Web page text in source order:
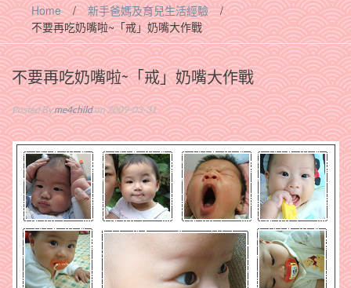
Home / 新手爸媽及育兒生活經驗
/
不要再吃奶嘴啦~「戒」奶嘴大作戰
不要再吃奶嘴啦~「戒」奶嘴大作戰
Posted Byme4childon 2009-03-31